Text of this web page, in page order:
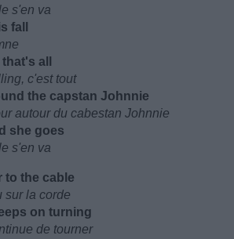
s'en va
fall
all
c'est tout
the capstan Johnnie
autour du cabestan Johnnie
she goes
s'en va
to the cable
sur la corde
on turning
de tourner